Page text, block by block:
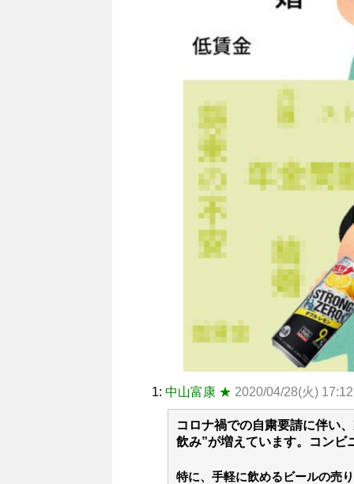
1: 中山富康 ★ 2020/04/28(火)
コロナ禍での自粛要請に伴い
飲み”が増えています。コンビ
特に、手軽に飲めるビールの売